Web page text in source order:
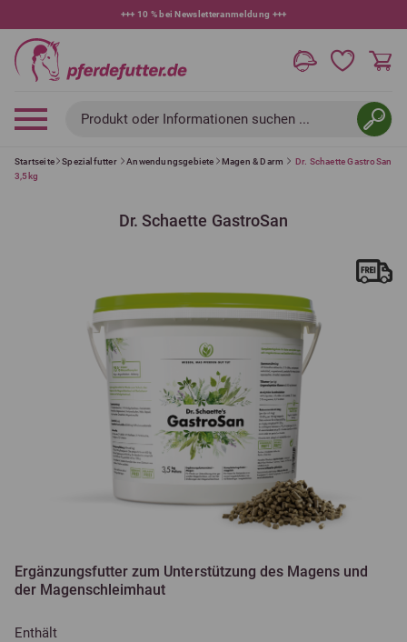
+++ 10 % bei Newsletteranmeldung +++
Produkt oder Informationen suchen ...
Startseite Spezialfutter Anwendungsgebiete Magen & Darm
Dr. Schaette GastroSan
3,5kg
Dr. Schaette GastroSan
Ergänzungsfutter zum Unterstützung des Magens und
der Magenschleimhaut
Enthält